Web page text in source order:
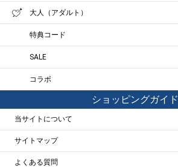
大人（アダルト）
特典コード
SALE
コラボ
ショッピングガイド
当サイトについて
サイトマップ
よくある質問